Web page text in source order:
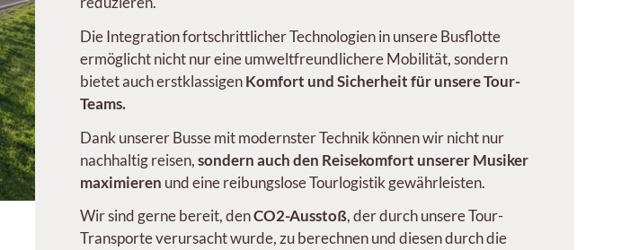
Die Integration fortschrittlicher Technologien in unsere Busflotte
ermöglicht nicht nur eine umweltfreundlichere Mobilität, sondern
bietet auch erstklassigenKomfort und Sicherheit für unsere Tour-
Teams.
Dank unserer Busse mit modernster Technik können wir nicht nur
nachhaltig reisen,sondern auch den Reisekomfort unserer Musiker
maximieren und eine reibungslose Tourlogistik gewährleisten.
Wir sind gerne bereit, denCO2-Ausstoß, der durch unsere Tour-
Transporte verursacht wurde, zu berechnen und diesen durch die